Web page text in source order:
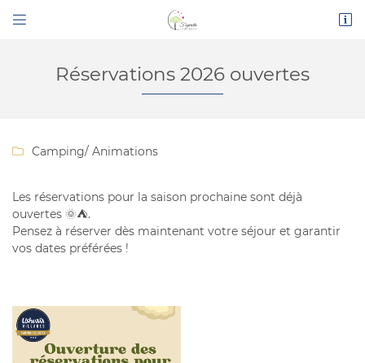
 
04 68 45 16 26
 Adresse email de réception
Réservations 2026 ouvertes
 Camping/ Animations
Les réservations pour la saison prochaine sont déjà
ouvertes 🌞⛺️.
Pensez à réserver dès maintenant votre séjour et garantir
vos dates préférées !